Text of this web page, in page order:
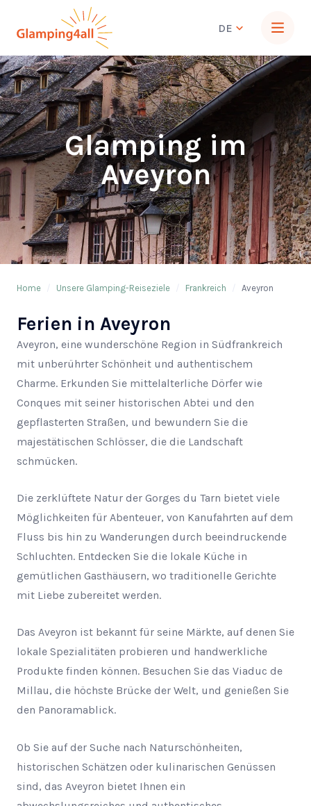
DE
Glamping im
Aveyron
Home Unsere Glamping-Reiseziele Frankreich Aveyron
Ferien in Aveyron
Aveyron, eine wunderschöne Region in Südfrankreich
mit unberührter Schönheit und authentischem
Charme. Erkunden Sie mittelalterliche Dörfer wie
Conques mit seiner historischen Abtei und den
gepflasterten Straßen, und bewundern Sie die
majestätischen Schlösser, die die Landschaft
schmücken.
Die zerklüftete Natur der Gorges du Tarn bietet viele
Möglichkeiten für Abenteuer, von Kanufahrten auf dem
Fluss bis hin zu Wanderungen durch beeindruckende
Schluchten. Entdecken Sie die lokale Küche in
gemütlichen Gasthäusern, wo traditionelle Gerichte
mit Liebe zubereitet werden.
Das Aveyron ist bekannt für seine Märkte, auf denen Sie
lokale Spezialitäten probieren und handwerkliche
Produkte finden können. Besuchen Sie das Viaduc de
Millau, die höchste Brücke der Welt, und genießen Sie
den Panoramablick.
Ob Sie auf der Suche nach Naturschönheiten,
historischen Schätzen oder kulinarischen Genüssen
sind, das Aveyron bietet Ihnen ein